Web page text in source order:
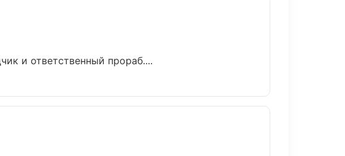
и ответственный прораб....